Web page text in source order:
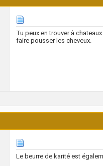
Tu peux en trouver à
faire pousser les cheveux.
Le beurre de karité est